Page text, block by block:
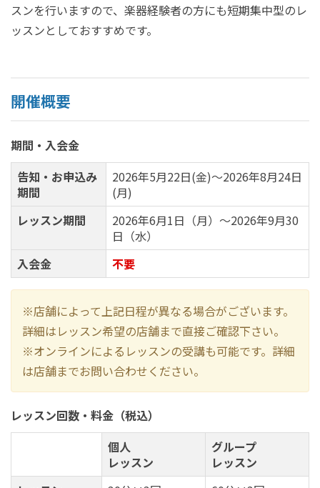
スンを行いますので、楽器経験者の方にも短期集中型のレ
ッスンとしておすすめです。
開催概要
期間・入会金
告知・お申込み
期間
2026年5月22日(金)～2026年8月24日
(月)
レッスン期間
2026年6月1日（月）～2026年9月30
日（水）
入会金
不要
※店舗によって上記日程が異なる場合がございます。
詳細はレッスン希望の店舗まで直接ご確認下さい。
※オンラインによるレッスンの受講も可能です。詳細
は店舗までお問い合わせください。
レッスン回数・料金（税込）
個人
レッスン
グループ
レッスン